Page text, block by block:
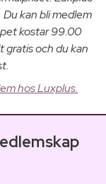
kan bli medlem
kostar 99.00
gratis och du kan
hos Luxplus.